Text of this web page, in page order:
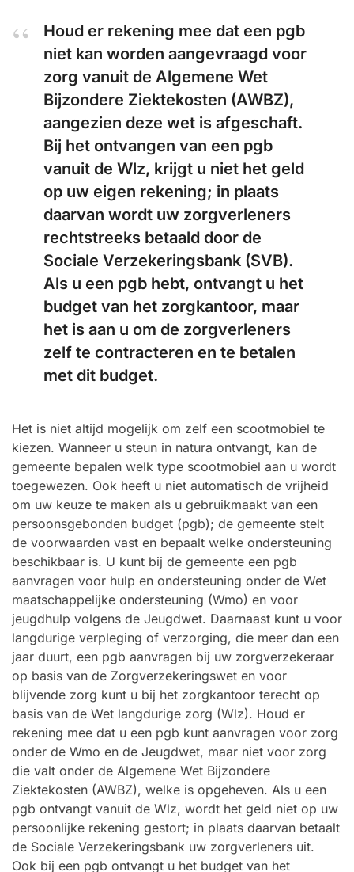
Houd er rekening mee dat een pgb
niet kan worden aangevraagd voor
zorg vanuit de Algemene Wet
Bijzondere Ziektekosten (AWBZ),
aangezien deze wet is afgeschaft.
Bij het ontvangen van een pgb
vanuit de Wlz, krijgt u niet het geld
op uw eigen rekening; in plaats
daarvan wordt uw zorgverleners
rechtstreeks betaald door de
Sociale Verzekeringsbank (SVB).
Als u een pgb hebt, ontvangt u het
budget van het zorgkantoor, maar
het is aan u om de zorgverleners
zelf te contracteren en te betalen
met dit budget.
Het is niet altijd mogelijk om zelf een scootmobiel te
kiezen. Wanneer u steun in natura ontvangt, kan de
gemeente bepalen welk type scootmobiel aan u wordt
toegewezen. Ook heeft u niet automatisch de vrijheid
om uw keuze te maken als u gebruikmaakt van een
persoonsgebonden budget (pgb); de gemeente stelt
de voorwaarden vast en bepaalt welke ondersteuning
beschikbaar is. U kunt bij de gemeente een pgb
aanvragen voor hulp en ondersteuning onder de Wet
maatschappelijke ondersteuning (Wmo) en voor
jeugdhulp volgens de Jeugdwet. Daarnaast kunt u voor
langdurige verpleging of verzorging, die meer dan een
jaar duurt, een pgb aanvragen bij uw zorgverzekeraar
op basis van de Zorgverzekeringswet en voor
blijvende zorg kunt u bij het zorgkantoor terecht op
basis van de Wet langdurige zorg (Wlz). Houd er
rekening mee dat u een pgb kunt aanvragen voor zorg
onder de Wmo en de Jeugdwet, maar niet voor zorg
die valt onder de Algemene Wet Bijzondere
Ziektekosten (AWBZ), welke is opgeheven. Als u een
pgb ontvangt vanuit de Wlz, wordt het geld niet op uw
persoonlijke rekening gestort; in plaats daarvan betaalt
de Sociale Verzekeringsbank uw zorgverleners uit.
Ook bij een pgb ontvangt u het budget van het